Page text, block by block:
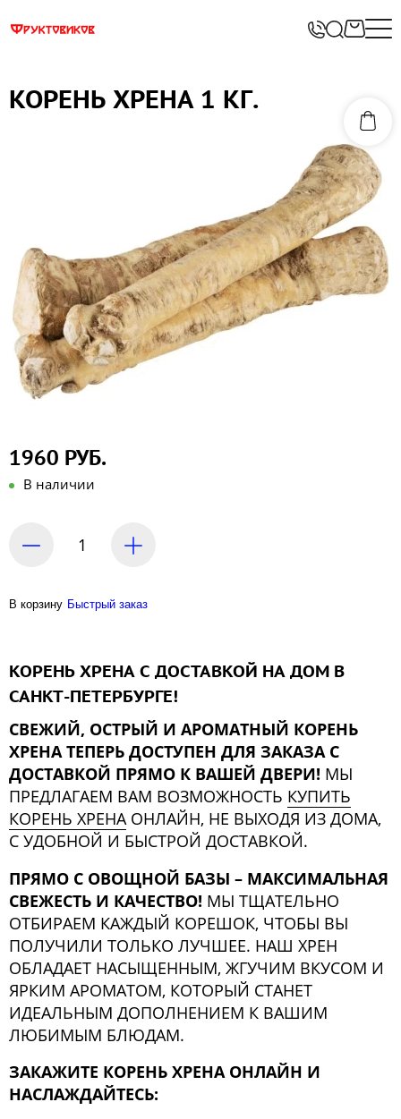
КОРЕНЬ ХРЕНА 1 КГ.
1960 РУБ.
В наличии
В корзину Быстрый заказ
КОРЕНЬ ХРЕНА С ДОСТАВКОЙ НА ДОМ В
САНКТ-ПЕТЕРБУРГЕ!
СВЕЖИЙ, ОСТРЫЙ И АРОМАТНЫЙ КОРЕНЬ
ХРЕНА ТЕПЕРЬ ДОСТУПЕН ДЛЯ ЗАКАЗА С
ДОСТАВКОЙ ПРЯМО К ВАШЕЙ ДВЕРИ! МЫ
ПРЕДЛАГАЕМ ВАМ ВОЗМОЖНОСТЬ КУПИТЬ
КОРЕНЬ ХРЕНАОНЛАЙН, НЕ ВЫХОДЯ ИЗ ДОМА,
С УДОБНОЙ И БЫСТРОЙ ДОСТАВКОЙ.
ПРЯМО С ОВОЩНОЙ БАЗЫ – МАКСИМАЛЬНАЯ
СВЕЖЕСТЬ И КАЧЕСТВО! МЫ ТЩАТЕЛЬНО
ОТБИРАЕМ КАЖДЫЙ КОРЕШОК, ЧТОБЫ ВЫ
ПОЛУЧИЛИ ТОЛЬКО ЛУЧШЕЕ. НАШ ХРЕН
ОБЛАДАЕТ НАСЫЩЕННЫМ, ЖГУЧИМ ВКУСОМ И
ЯРКИМ АРОМАТОМ, КОТОРЫЙ СТАНЕТ
ИДЕАЛЬНЫМ ДОПОЛНЕНИЕМ К ВАШИМ
ЛЮБИМЫМ БЛЮДАМ.
ЗАКАЖИТЕ КОРЕНЬ ХРЕНА ОНЛАЙН И
НАСЛАЖДАЙТЕСЬ: